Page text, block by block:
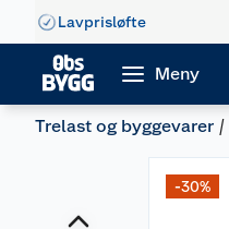
Lavprisløfte
Meny
Trelast og byggevarer
-30%